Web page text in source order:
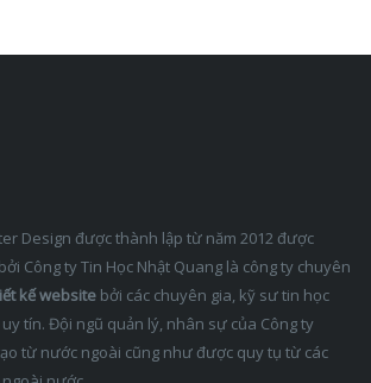
Design được thành lập từ năm 2012 được
Công ty Tin Học Nhật Quang là công ty chuyên
kế website bởi các chuyên gia, kỹ sư tin học
tín. Đội ngũ quản lý, nhân sự của Công ty
từ nước ngoài cũng như được quy tụ từ các